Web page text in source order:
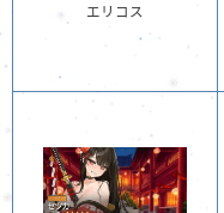
エリコス